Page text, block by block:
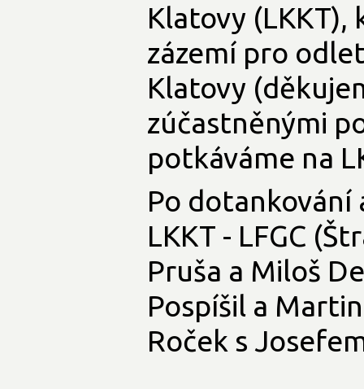
Klatovy (LKKT),
zázemí pro
Klatovy
zúčastněnými
potkáváme na
Po dotankování
LKKT - LFGC
Pruša a Miloš
Pospíšil a
Roček s